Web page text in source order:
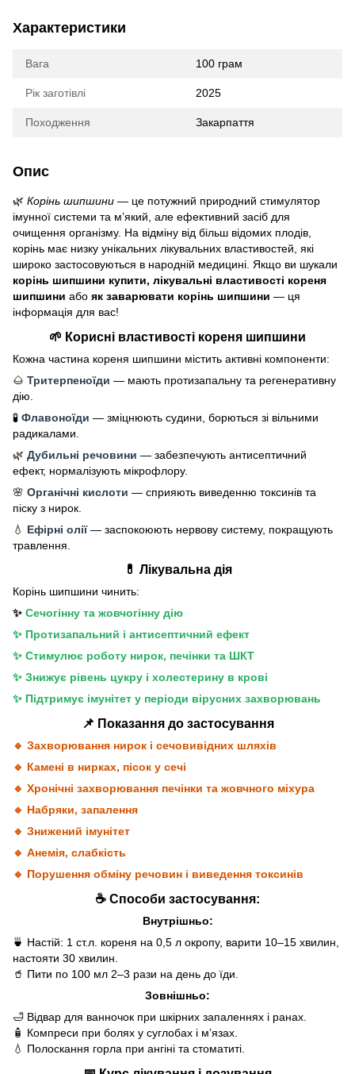
Характеристики
Вага 100 грам
Рік заготівлі 2025
Походження Закарпаття
Опис
🌿 Корінь шипшини — це потужний природний стимулятор
імунної системи та м’який, але ефективний засіб для
очищення організму. На відміну від більш відомих плодів,
корінь має низку унікальних лікувальних властивостей, які
широко застосовуються в народній медицині. Якщо ви шукали
корінь шипшини купити, лікувальні властивості кореня
шипшини або як заварювати корінь шипшини — ця
інформація для вас!
🌱 Корисні властивості кореня шипшини
Кожна частина кореня шипшини містить активні компоненти:
🌰 Тритерпеноїди — мають протизапальну та регенеративну
дію.
🧪 Флавоноїди — зміцнюють судини, борються зі вільними
радикалами.
🌿 Дубильні речовини — забезпечують антисептичний
ефект, нормалізують мікрофлору.
🌸 Органічні кислоти — сприяють виведенню токсинів та
піску з нирок.
💧 Ефірні олії— заспокоюють нервову систему, покращують
травлення.
💊 Лікувальна дія
Корінь шипшини чинить:
✨ Сечогінну та жовчогінну дію
✨ Протизапальний і антисептичний ефект
✨ Стимулює роботу нирок, печінки та ШКТ
✨ Знижує рівень цукру і холестерину в крові
✨ Підтримує імунітет у періоди вірусних захворювань
📌 Показання до застосування
🔹 Захворювання нирок і сечовивідних шляхів
🔹 Камені в нирках, пісок у сечі
🔹 Хронічні захворювання печінки та жовчного міхура
🔹 Набряки, запалення
🔹 Знижений імунітет
🔹 Анемія, слабкість
🔹 Порушення обміну речовин і виведення токсинів
☕ Способи застосування:
Внутрішньо:
🍵 Настій: 1 ст.л. кореня на 0,5 л окропу, варити 10–15 хвилин,
настояти 30 хвилин.
🥤 Пити по 100 мл 2–3 рази на день до їди.
Зовнішньо:
🛁 Відвар для ванночок при шкірних запаленнях і ранах.
🧴 Компреси при болях у суглобах і м’язах.
💧 Полоскання горла при ангіні та стоматиті.